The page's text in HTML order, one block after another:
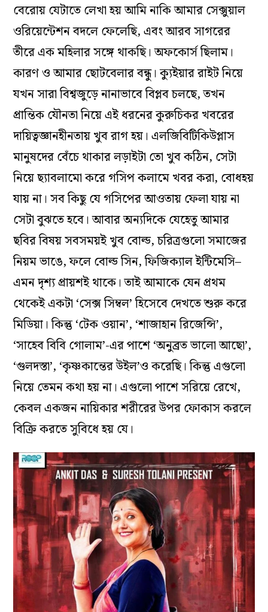
বেরোয় যেটাতে লেখা হয় আমি নাকি আমার সেক্সুয়াল
ওরিয়েন্টেশন বদলে ফেলেছি, এবং আরব সাগরের
তীরে এক মহিলার সঙ্গে থাকছি। অফকোর্স ছিলাম।
কারণ ও আমার ছোটবেলার বন্ধু। ক্যুইয়ার রাইট নিয়ে
যখন সারা বিশ্বজুড়ে নানাভাবে বিপ্লব চলছে, তখন
প্রান্তিক যৌনতা নিয়ে এই ধরনের কুরুচিকর খবরের
দায়িত্বজ্ঞানহীনতায় খুব রাগ হয়। এলজিবিটিকিউপ্লাস
মানুষদের বেঁচে থাকার লড়াইটা তো খুব কঠিন, সেটা
নিয়ে ছ‌্যাবলামো করে গসিপ কলামে খবর করা, বোধহয়
যায় না। সব কিছু যে গসিপের আওতায় ফেলা যায় না
সেটা বুঝতে হবে। আবার অন‌্যদিকে যেহেতু আমার
ছবির বিষয় সবসময়ই খুব বোল্ড, চরিত্রগুলো সমাজের
নিয়ম ভাঙে, ফলে বোল্ড সিন, ফিজিক‌্যাল ইন্টিমেসি–
এমন দৃশ‌্য প্রায়শই থাকে। তাই আমাকে যেন প্রথম
থেকেই একটা ‘সেক্স সিম্বল’ হিসেবে দেখতে শুরু করে
মিডিয়া। কিন্তু ‘টেক ওয়ান’, ‘শাজাহান রিজেন্সি’,
‘সাহেব বিবি গোলাম’-এর পাশে ‘অনুব্রত ভালো আছো’,
‘গুলদস্তা’, ‘কৃষ্ণকান্তের উইল’ও করেছি। কিন্তু এগুলো
নিয়ে তেমন কথা হয় না। এগুলো পাশে সরিয়ে রেখে,
কেবল একজন নায়িকার শরীরের উপর ফোকাস করলে
বিক্রি করতে সুবিধে হয় যে।